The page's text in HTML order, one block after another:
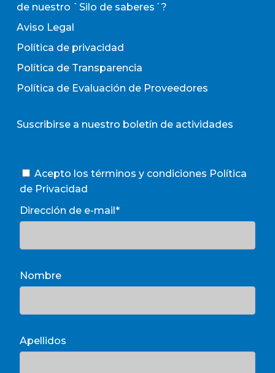
de nuestro `Silo de saberes´?
Aviso Legal
Política de privacidad
Política de Transparencia
Política de Evaluación de Proveedores
Suscribirse a nuestro boletín de actividades
Acepto los términos y condiciones Política
de Privacidad
Dirección de e-mail*
Nombre
Apellidos